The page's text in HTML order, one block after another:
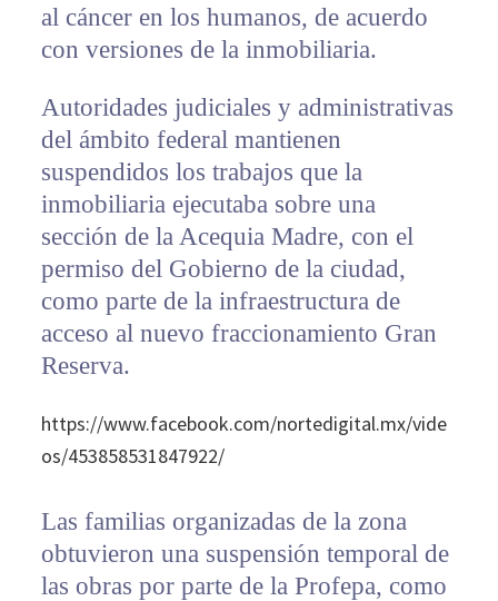
al cáncer en los humanos, de acuerdo
con versiones de la inmobiliaria.
Autoridades judiciales y administrativas
del ámbito federal mantienen
suspendidos los trabajos que la
inmobiliaria ejecutaba sobre una
sección de la Acequia Madre, con el
permiso del Gobierno de la ciudad,
como parte de la infraestructura de
acceso al nuevo fraccionamiento Gran
Reserva.
https://www.facebook.com/nortedigital.mx/vide
os/453858531847922/
Las familias organizadas de la zona
obtuvieron una suspensión temporal de
las obras por parte de la Profepa, como